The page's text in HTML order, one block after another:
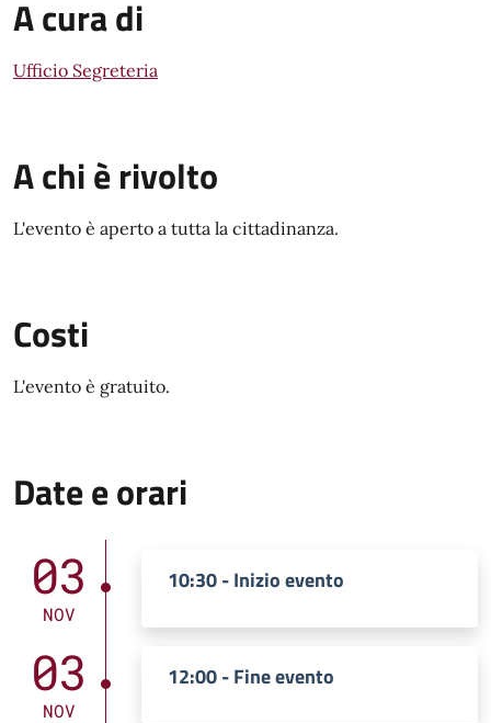
A cura di
Ufficio Segreteria
A chi è rivolto
L'evento è aperto a tutta la cittadinanza.
Costi
L'evento è gratuito.
Date e orari
03
NOV
10:30 - Inizio evento
03
NOV
12:00 - Fine evento